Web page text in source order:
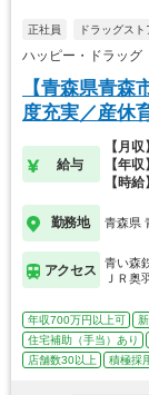
正社員 ドラッグスト
ハッピー・ドラッ
【青森県青森
度充実／産休
給与
【月
【年
【時
勤務地 青森県
アクセス
青い森
ＪＲ
年収700万円以上可
住宅補助（手当）あり
店舗数30以上
積極採